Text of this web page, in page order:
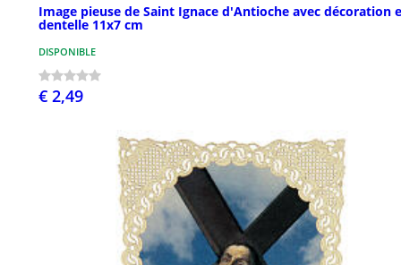
Image pieuse de Saint Ignace d'Antioche avec décoration
dentelle 11x7 cm
DISPONIBLE
€ 2,49